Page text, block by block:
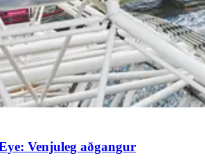
Venjuleg aðgangur